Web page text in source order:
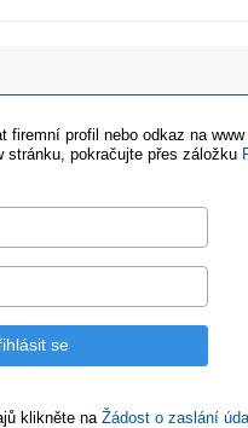
firemní profil nebo odkaz na
stránku, pokračujte přes záložku
klikněte na Žádost o zaslání